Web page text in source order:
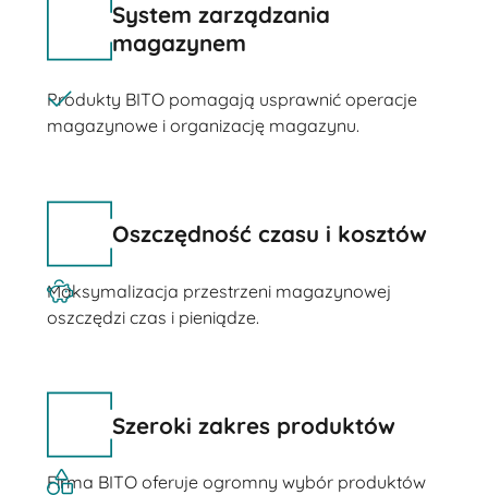
System zarządzania
magazynem
Produkty BITO pomagają usprawnić operacje
magazynowe i organizację magazynu.
Oszczędność czasu i kosztów
Maksymalizacja przestrzeni magazynowej
oszczędzi czas i pieniądze.
Szeroki zakres produktów
Firma BITO oferuje ogromny wybór produktów